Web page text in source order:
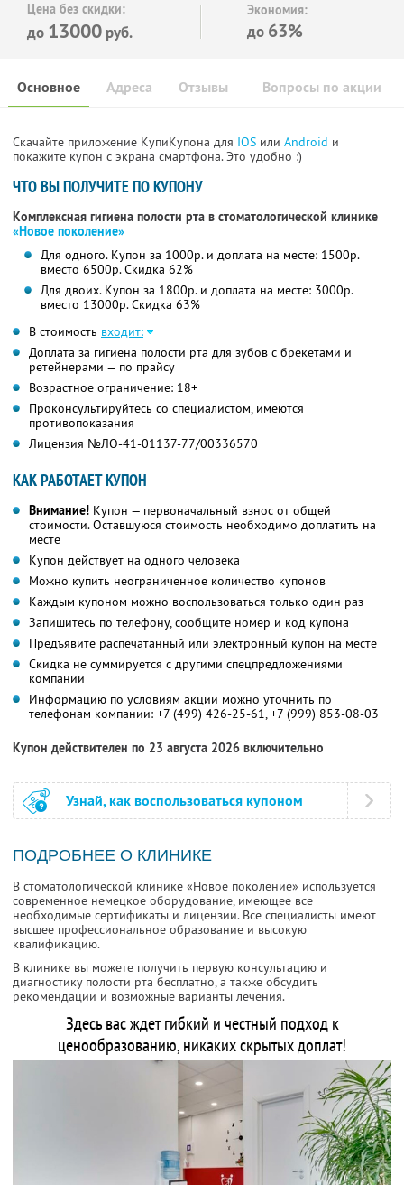
Цена без скидки:
до 13000 руб.
Экономия:
до 63%
Основное Отзывы Вопросы по акции
Адреса
Скачайте приложение КупиКупона для IOS или Android и
покажите купон с экрана смартфона. Это удобно :)
ЧТО ВЫ ПОЛУЧИТЕ ПО КУПОНУ
Комплексная гигиена полости рта в стоматологической клинике
«Новое поколение»
Для одного. Купон за 1000р. и доплата на месте: 1500р.
вместо 6500р. Скидка 62%
Для двоих. Купон за 1800р. и доплата на месте: 3000р.
вместо 13000р. Скидка 63%
В стоимость входит:
Доплата за гигиена полости рта для зубов с брекетами и
ретейнерами — по прайсу
Возрастное ограничение: 18+
Проконсультируйтесь со специалистом, имеются
противопоказания
Лицензия №ЛО-41-01137-77/00336570
КАК РАБОТАЕТ КУПОН
Внимание! Купон — первоначальный взнос от общей
стоимости. Оставшуюся стоимость необходимо доплатить на
месте
Купон действует на одного человека
Можно купить неограниченное количество купонов
Каждым купоном можно воспользоваться только один раз
Запишитесь по телефону, сообщите номер и код купона
Предъявите распечатанный или электронный купон на месте
Скидка не суммируется с другими спецпредложениями
компании
Информацию по условиям акции можно уточнить по
телефонам компании: +7 (499) 426-25-61, +7 (999) 853-08-03
Купон действителен по 23 августа 2026 включительно
Узнай, как воспользоваться купоном
ПОДРОБНЕЕ О КЛИНИКЕ
В стоматологической клинике «Новое поколение» используется
современное немецкое оборудование, имеющее все
необходимые сертификаты и лицензии. Все специалисты имеют
высшее профессиональное образование и высокую
квалификацию.
В клинике вы можете получить первую консультацию и
диагностику полости рта бесплатно, а также обсудить
рекомендации и возможные варианты лечения.
Здесь вас ждет гибкий и честный подход к
ценообразованию, никаких скрытых доплат!